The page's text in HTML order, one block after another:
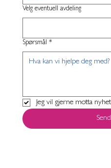
Velg eventuell avdeling
Spørsmål *
Jeg vil gjerne motta